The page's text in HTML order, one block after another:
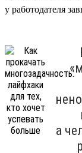
у работодателя
а